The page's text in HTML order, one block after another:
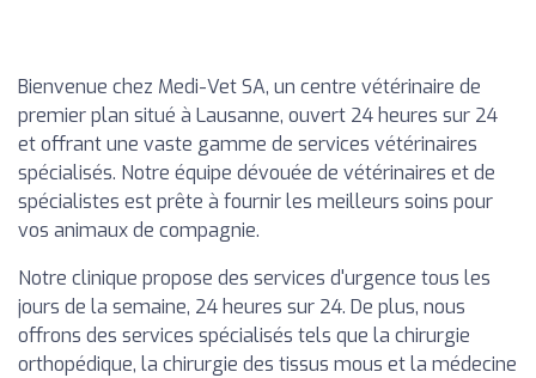
Bienvenue chez Medi-Vet SA, un centre vétérinaire de
premier plan situé à Lausanne, ouvert 24 heures sur 24
et offrant une vaste gamme de services vétérinaires
spécialisés. Notre équipe dévouée de vétérinaires et de
spécialistes est prête à fournir les meilleurs soins pour
vos animaux de compagnie.
Notre clinique propose des services d'urgence tous les
jours de la semaine, 24 heures sur 24. De plus, nous
offrons des services spécialisés tels que la chirurgie
orthopédique, la chirurgie des tissus mous et la médecine